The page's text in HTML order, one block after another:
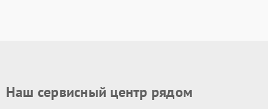
Наш сервисный центр рядом